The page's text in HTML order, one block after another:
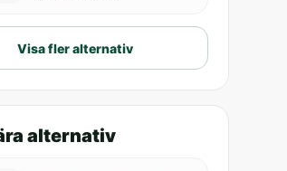
Visa fler alternativ
alternativ